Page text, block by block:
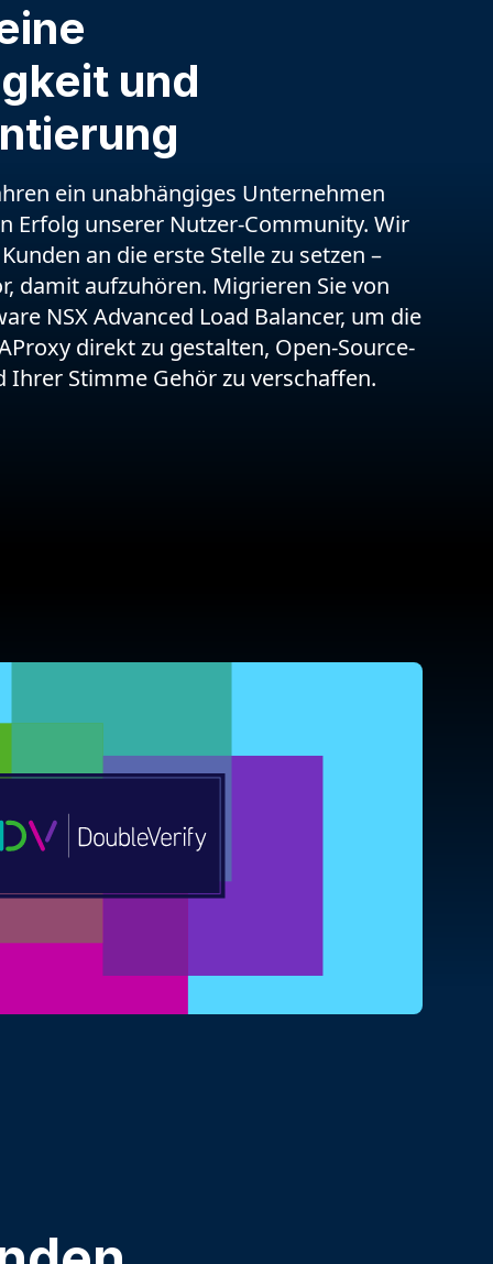
und
ein unabhängiges Unternehmen
Erfolg unserer Nutzer-Community. Wir
an die erste Stelle zu setzen –
damit aufzuhören. Migrieren Sie von
NSX Advanced Load Balancer, um die
direkt zu gestalten, Open-Source-
Ihrer Stimme Gehör zu verschaffen.